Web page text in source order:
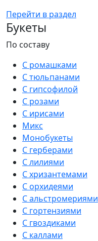
Перейти в раздел
Букеты
По составу
С ромашками
С тюльпанами
С гипсофилой
С розами
С ирисами
Микс
Монобукеты
С герберами
С лилиями
С хризантемами
С орхидеями
С альстромериями
С гортензиями
С гвоздиками
С каллами